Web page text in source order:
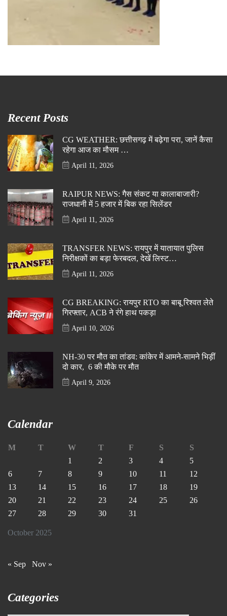
Recent Posts
CG WEATHER: छत्तीसगढ़ में बढ़ेगा परा, जानें कैसा
रहेगा आज का मौसम …
April 11, 2026
RAIPUR NEWS: गैस संकट या कालाबाजारी?
राजधानी में 5 हजार में बिक रहा सिलेंडर
April 11, 2026
TRANSFER NEWS: रायपुर में यातायात पुलिस
निरीक्षकों का बड़ा फेरबदल, देखें लिस्ट…
April 11, 2026
CG BREAKING: रायपुर RTO का बाबू रिश्वत लेते
गिरफ्तार, ACB ने रंगे हाथ पकड़ा
April 10, 2026
NH-30 पर मौत का तांडव: कांकेर में आमने-सामने भिड़ीं
दो कार, 6 की मौके पर मौत
April 9, 2026
Calendar
October 2025
M T W T F S
S
1
2 3 4
5
6
7 8 9 10 11
12
13
14 15 16 17 18
19
20
21 22 23 24 25
26
27
28 29 30 31
« Sep Nov »
Categories